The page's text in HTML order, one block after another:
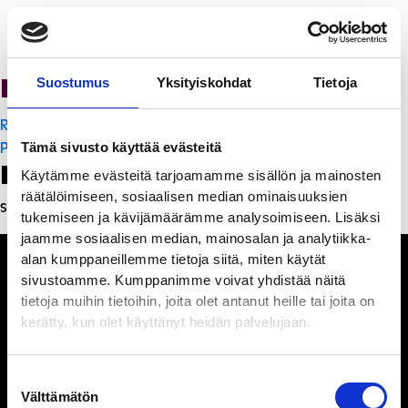
Suostumus Yksityiskohdat Tietoja
Tämä sivusto käyttää evästeitä
Käytämme evästeitä tarjoamamme sisällön ja mainosten
räätälöimiseen, sosiaalisen median ominaisuuksien
tukemiseen ja kävijämäärämme analysoimiseen. Lisäksi
jaamme sosiaalisen median, mainosalan ja analytiikka-
alan kumppaneillemme tietoja siitä, miten käytät
sivustoamme. Kumppanimme voivat yhdistää näitä
tietoja muihin tietoihin, joita olet antanut heille tai joita on
kerätty, kun olet käyttänyt heidän palvelujaan.
valinta
Välttämätön
PanchoVilla
Artikkelien
selaus
Ristorante Momento
PanchoVilla
Leave a Reply
Sinun täytyy kirjautua sisään